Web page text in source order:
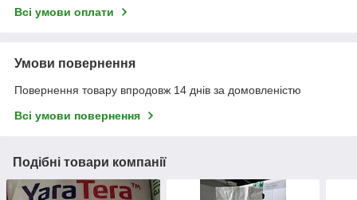
Всі умови оплати
Умови повернення
Повернення товару впродовж 14 днів за домовленістю
Всі умови повернення
Подібні товари компанії